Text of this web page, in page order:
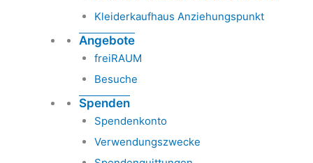
Kleiderkaufhaus Anziehungspunkt
Angebote
freiRAUM
Besuche
Spenden
Spendenkonto
Verwendungszwecke